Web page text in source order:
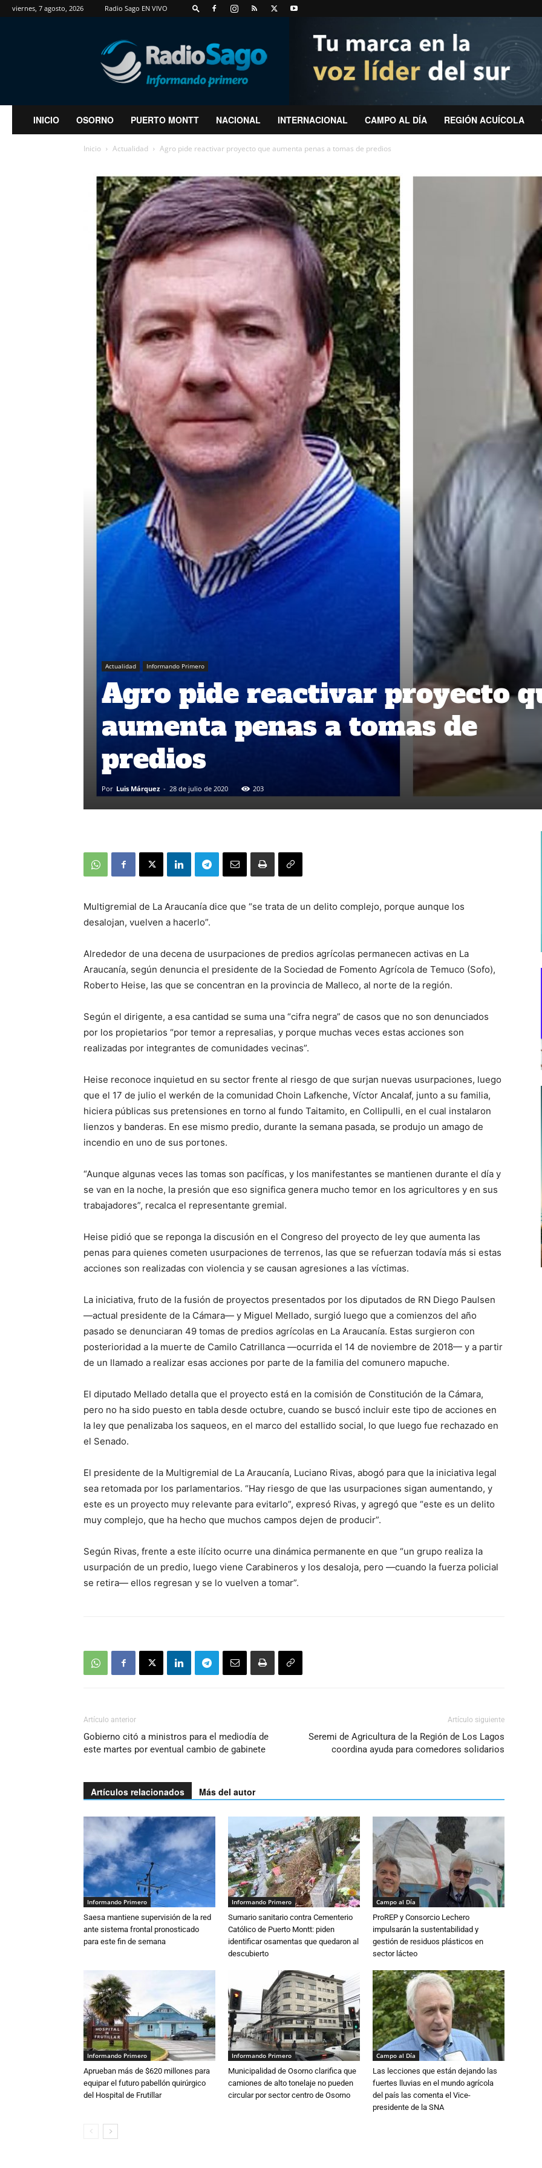
viernes, 7 agosto, 2026 Radio Sago EN VIVO
RadioSago
INICIO OSORNO PUERTO MONTT NACIONAL INTERNACIONAL CAMPO AL DÍA REGIÓN ACUÍCOLA
Inicio Actualidad Agro pide reactivar proyecto que aumenta penas a tomas de predios
Actualidad Informando Primero
Agro pide reactivar proyecto
aumenta penas a tomas de
predios
Por Luis Márquez - 28 de julio de 2020 203
Multigremial de La Araucanía dice que “se trata de un delito complejo, porque aunque los
desalojan, vuelven a hacerlo”.
Alrededor de una decena de usurpaciones de predios agrícolas permanecen activas en La
Araucanía, según denuncia el presidente de la Sociedad de Fomento Agrícola de Temuco (Sofo),
Roberto Heise, las que se concentran en la provincia de Malleco, al norte de la región.
Según el dirigente, a esa cantidad se suma una “cifra negra” de casos que no son denunciados
por los propietarios “por temor a represalias, y porque muchas veces estas acciones son
realizadas por integrantes de comunidades vecinas”.
Heise reconoce inquietud en su sector frente al riesgo de que surjan nuevas usurpaciones, luego
que el 17 de julio el werkén de la comunidad Choin Lafkenche, Víctor Ancalaf, junto a su familia,
hiciera públicas sus pretensiones en torno al fundo Taitamito, en Collipulli, en el cual instalaron
lienzos y banderas. En ese mismo predio, durante la semana pasada, se produjo un amago de
incendio en uno de sus portones.
“Aunque algunas veces las tomas son pacíficas, y los manifestantes se mantienen durante el día y
se van en la noche, la presión que eso significa genera mucho temor en los agricultores y en sus
trabajadores”, recalca el representante gremial.
Heise pidió que se reponga la discusión en el Congreso del proyecto de ley que aumenta las
penas para quienes cometen usurpaciones de terrenos, las que se refuerzan todavía más si estas
acciones son realizadas con violencia y se causan agresiones a las víctimas.
La iniciativa, fruto de la fusión de proyectos presentados por los diputados de RN Diego Paulsen
—actual presidente de la Cámara— y Miguel Mellado, surgió luego que a comienzos del año
pasado se denunciaran 49 tomas de predios agrícolas en La Araucanía. Estas surgieron con
posterioridad a la muerte de Camilo Catrillanca —ocurrida el 14 de noviembre de 2018— y a partir
de un llamado a realizar esas acciones por parte de la familia del comunero mapuche.
El diputado Mellado detalla que el proyecto está en la comisión de Constitución de la Cámara,
pero no ha sido puesto en tabla desde octubre, cuando se buscó incluir este tipo de acciones en
la ley que penalizaba los saqueos, en el marco del estallido social, lo que luego fue rechazado en
el Senado.
El presidente de la Multigremial de La Araucanía, Luciano Rivas, abogó para que la iniciativa legal
sea retomada por los parlamentarios. “Hay riesgo de que las usurpaciones sigan aumentando, y
este es un proyecto muy relevante para evitarlo”, expresó Rivas, y agregó que “este es un delito
muy complejo, que ha hecho que muchos campos dejen de producir”.
Según Rivas, frente a este ilícito ocurre una dinámica permanente en que “un grupo realiza la
usurpación de un predio, luego viene Carabineros y los desaloja, pero —cuando la fuerza policial
se retira— ellos regresan y se lo vuelven a tomar”.
Artículo anterior
Gobierno citó a ministros para el mediodía de
este martes por eventual cambio de gabinete
Artículo siguiente
Seremi de Agricultura de la Región de Los Lagos
coordina ayuda para comedores solidarios
Artículos relacionados Más del autor
Informando Primero
Saesa mantiene supervisión de la red
ante sistema frontal pronosticado
para este fin de semana
Informando Primero
Sumario sanitario contra Cementerio
Católico de Puerto Montt: piden
identificar osamentas que quedaron al
descubierto
Campo al Día
ProREP y Consorcio Lechero
impulsarán la sustentabilidad y
gestión de residuos plásticos en
sector lácteo
Informando Primero
Aprueban más de $620 millones para
equipar el futuro pabellón quirúrgico
del Hospital de Frutillar
Informando Primero
Municipalidad de Osorno clarifica que
camiones de alto tonelaje no pueden
circular por sector centro de Osorno
Campo al Día
Las lecciones que están dejando las
fuertes lluvias en el mundo agrícola
del país las comenta el Vice-
presidente de la SNA